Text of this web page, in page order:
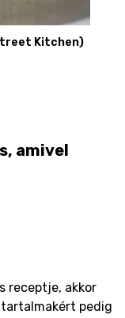
Kitchen)
amivel
receptje, akkor
pedig